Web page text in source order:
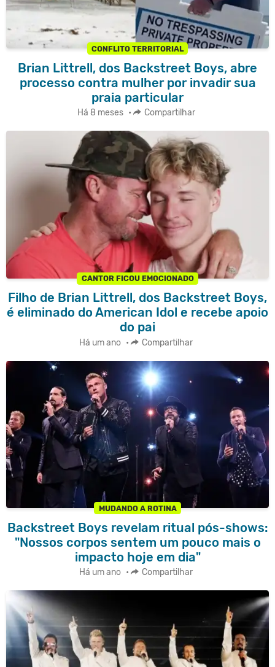
CONFLITO TERRITORIAL
Brian Littrell, dos Backstreet Boys, abre
processo contra mulher por invadir sua
praia particular
Há 8 meses • Compartilhar
CANTOR FICOU EMOCIONADO
Filho de Brian Littrell, dos Backstreet Boys,
é eliminado do American Idol e recebe apoio
do pai
Há um ano • Compartilhar
MUDANDO A ROTINA
Backstreet Boys revelam ritual pós-shows:
"Nossos corpos sentem um pouco mais o
impacto hoje em dia"
Há um ano • Compartilhar